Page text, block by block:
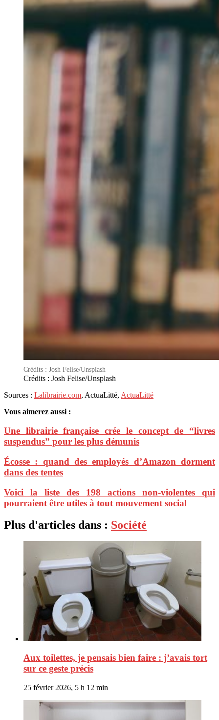
Crédits : Josh Felise/Unsplash
Crédits : Josh Felise/Unsplash
Sources : Lalibrairie.com, ActuaLitté, ActuaLitté
Vous aimerez aussi :
Une librairie française crée le concept de “livres
suspendus” pour les plus démunis
Écosse : quand des employés d’Amazon dorment
dans des tentes
Voici la liste des 198 actions non-violentes qui
pourraient être utiles à tout mouvement social
Plus d'articles dans : Société
Aux toilettes, je pensais bien faire : j’avais tort
sur ce geste précis
25 février 2026, 5 h 12 min